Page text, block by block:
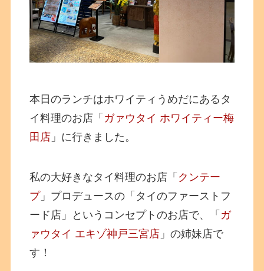
本日のランチはホワイティうめだにあるタ
イ料理のお店「 ガァウタイ ホワイティー梅
田店 」に行きました。
私の大好きなタイ料理のお店「 クンテー
プ」プロデュースの「タイのファーストフ
ード店」というコンセプトのお店で、「 ガ
ァウタイ エキゾ神戸三宮店 」の姉妹店で
す！